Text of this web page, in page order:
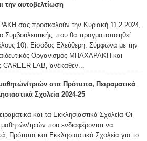
την αυτοβελτίωση
σας προσκαλούν την Κυριακή 11.2.2024,
Συμβουλευτικής, που θα πραγματοποιηθεί
10). Είσοδος Ελεύθερη. Σύμφωνα με την
Οργανισμός ΜΠΑΧΑΡΑΚΗ και
CAREER LAB, ανέκαθεν...
τριών στα Πρότυπα, Πειραματικά
Σχολεία 2024-25
και τα Εκκλησιαστικά Σχολεία Οι
τριών που ενδιαφέρονται να
Πρότυπα και Εκκλησιαστικά Σχολεία για το